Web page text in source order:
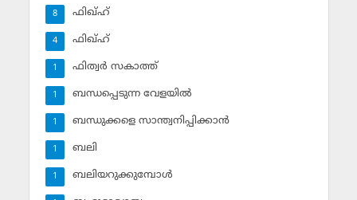
ഫിഖ്ഹ്
8
ഫിഖ്ഹ്‌
4
ഫിത്വര്‍ സകാത്ത്‌
1
ബന്ധപ്പെടുന്ന വേളയില്‍
1
ബന്ധുക്കളെ സാന്ത്വനിപ്പിക്കാന്‍
1
ബലി
1
ബലിയറുക്കുമ്പോള്‍
1